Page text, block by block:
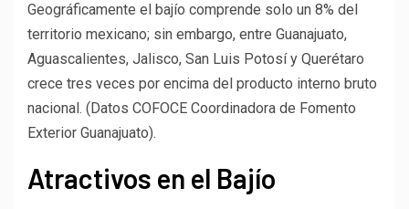
Geográficamente el bajío comprende solo un 8% del
territorio mexicano; sin embargo, entre Guanajuato,
Aguascalientes, Jalisco, San Luis Potosí y Querétaro
crece tres veces por encima del producto interno bruto
nacional. (Datos COFOCE Coordinadora de Fomento
Exterior Guanajuato).
Atractivos en el Bajío